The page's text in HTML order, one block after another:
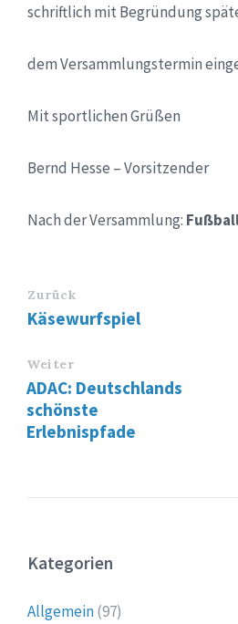
schriftlich mit Begründung
dem Versammlungstermin
Mit sportlichen Grüßen
Bernd Hesse – Vorsitzender
Nach der Versammlung:
Zurück
Käsewurfspiel
Weiter
ADAC: Deutschlands
schönste
Erlebnispfade
Kategorien
Allgemein(97)